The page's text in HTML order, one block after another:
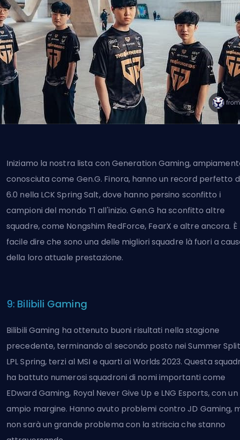
Iniziamo la nostra lista con Generation Gaming,
conosciuta come Gen.G. Finora, hanno un record perfetto
6.0 nella LCK Spring Salt, dove hanno persino sconfitto i
campioni del mondo T1 all'inizio. Gen.G ha sconfitto altre
squadre, come Nongshim RedForce, FearX e altre ancora. È
facile dire che sono una delle migliori squadre là fuori a
della loro attuale prestazione.
9: Bilibili Gaming
Bilibili Gaming ha ottenuto buoni risultati nella stagione
precedente, terminando al secondo posto nei Summer
LPL Spring, terzi al MSI e quarti ai Worlds 2023. Questa
ha battuto numerosi squadroni di nomi importanti come
EDward Gaming, Royal Never Give Up e LNG Esports, con un
ampio margine. Hanno avuto problemi contro JD Gaming,
non sarà un grande problema con la striscia che stanno